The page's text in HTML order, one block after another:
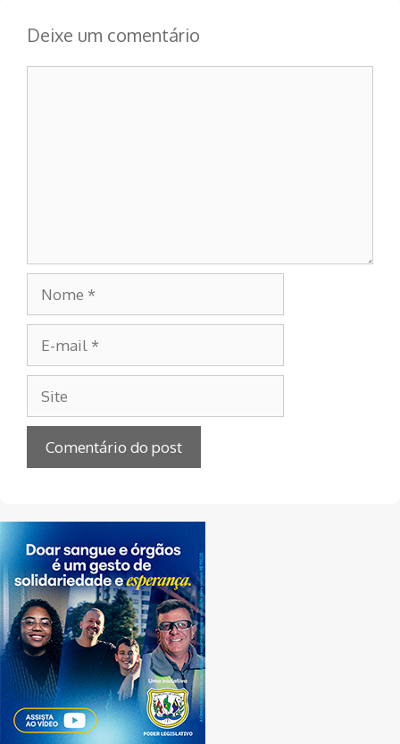
Deixe um comentário
mail